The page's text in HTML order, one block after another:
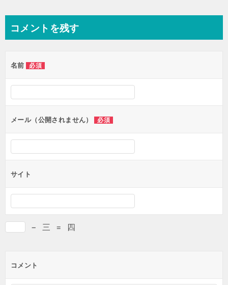
コメントを残す
名前 必須
メール（公開されません） 必須
サイト
− 三 = 四
コメント